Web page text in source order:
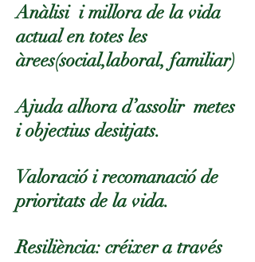
Anàlisi i millora de la vida
actual en totes les
àrees(social,laboral, familiar)
Ajuda alhora d’assolir metes
i objectius desitjats.
Valoració i recomanació de
prioritats de la vida.
Resiliència: créixer a través